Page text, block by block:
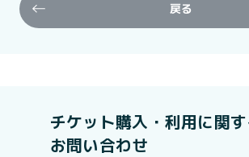
戻る
チケット購入・利用に関す
お問い合わせ